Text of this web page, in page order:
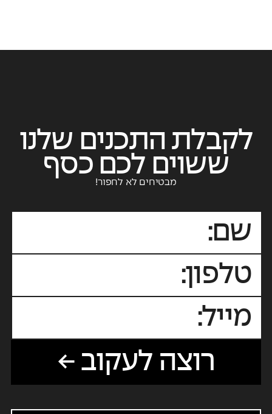
לקבלת התכנים שלנו
ששוים לכם כסף
מבטיחים לא לחפור!
רוצה לעקוב ←